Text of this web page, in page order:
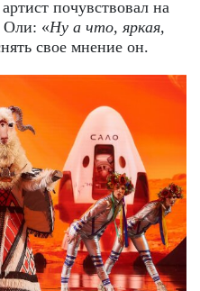
почувствовал на
Оли: «Ну а что, яркая,
свое мнение он.